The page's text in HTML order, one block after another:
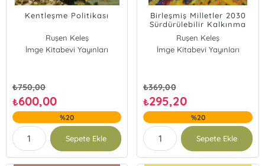
Kentleşme Politikası
Ruşen Keleş
İmge Kitabevi Yayınları
₺750,00
₺600,00
%20
Sepete Ekle
Birleşmiş Milletler 2030
Sürdürülebilir Kalkınma
Amaçları ve Yerel
Yönetimler
Ruşen Keleş
Yusuf Erbay
İmge Kitabevi Yayınları
₺369,00
₺295,20
%20
Sepete Ekle